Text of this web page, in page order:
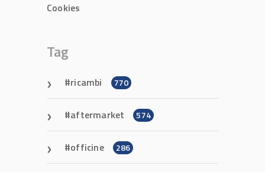
Cookies
Tag
ricambi 770
aftermarket 574
officine 286